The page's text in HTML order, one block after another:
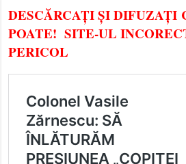
DESCĂRCAȚI ȘI DIFUZAȚI
POATE! SITE-UL
PERICOL